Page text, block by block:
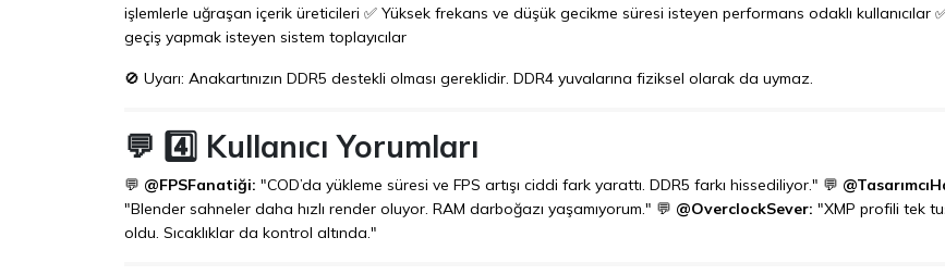
işlemlerle uğraşan içerik üreticileri ✅ Yüksek frekans ve düşük gecikme süresi isteyen performans odaklı kullanıcılar
geçiş yapmak isteyen sistem toplayıcılar
🚫 Uyarı: Anakartınızın DDR5 destekli olması gereklidir. DDR4 yuvalarına fiziksel olarak da uymaz.
💬 4️⃣ Kullanıcı Yorumları
💬 @FPSFanatiği: "COD’da yükleme süresi ve FPS artışı ciddi fark yarattı. DDR5 farkı hissediliyor." 💬
"Blender sahneler daha hızlı render oluyor. RAM darboğazı yaşamıyorum." 💬 @OverclockSever: "XMP profili tek
oldu. Sıcaklıklar da kontrol altında."